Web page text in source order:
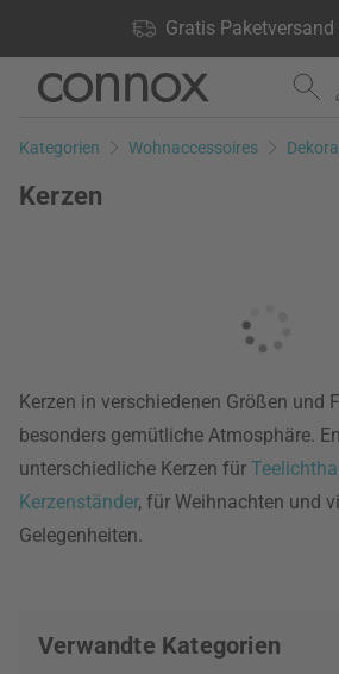
Gratis
lagernd, 60 Tage Rückgaberecht
Direkt
Seiteninhalt
Direkt
Suchfeld
Kategorien Wohnaccessoires
Kerzen
Kerzen in verschiedenen Größen und
besonders gemütliche Atmosphäre.
unterschiedliche Kerzen für
Kerzenständer, für Weihnachten und
Gelegenheiten.
Verwandte Kategorien